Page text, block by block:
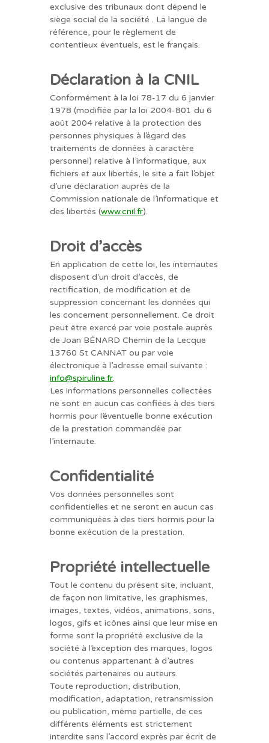
exclusive des tribunaux dont dépend le
siège social de la société . La langue de
référence, pour le règlement de
contentieux éventuels, est le français.
Déclaration à la CNIL
Conformément à la loi 78-17 du 6 janvier
1978 (modifiée par la loi 2004-801 du 6
août 2004 relative à la protection des
personnes physiques à l’égard des
traitements de données à caractère
personnel) relative à l’informatique, aux
fichiers et aux libertés, le site a fait l’objet
d’une déclaration auprès de la
Commission nationale de l’informatique et
des libertés (www.cnil.fr).
Droit d’accès
En application de cette loi, les internautes
disposent d’un droit d’accès, de
rectification, de modification et de
suppression concernant les données qui
les concernent personnellement. Ce droit
peut être exercé par voie postale auprès
de Joan BÉNARD Chemin de la Lecque
13760 St CANNAT ou par voie
électronique à l’adresse email suivante :
info@spiruline.fr.
Les informations personnelles collectées
ne sont en aucun cas confiées à des tiers
hormis pour l’éventuelle bonne exécution
de la prestation commandée par
l’internaute.
Confidentialité
Vos données personnelles sont
confidentielles et ne seront en aucun cas
communiquées à des tiers hormis pour la
bonne exécution de la prestation.
Propriété intellectuelle
Tout le contenu du présent site, incluant,
de façon non limitative, les graphismes,
images, textes, vidéos, animations, sons,
logos, gifs et icônes ainsi que leur mise en
forme sont la propriété exclusive de la
société à l’exception des marques, logos
ou contenus appartenant à d’autres
sociétés partenaires ou auteurs.
Toute reproduction, distribution,
modification, adaptation, retransmission
ou publication, même partielle, de ces
différents éléments est strictement
interdite sans l’accord exprès par écrit de